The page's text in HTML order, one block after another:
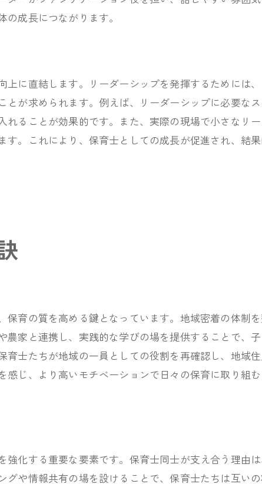
術
ケーションツール
強化する方法
士連携
力
ト
法
向上策
るアクティビティ
めの取り組み
成長につながります。
に直結します。リーダーシップを発揮するためには
が求められます。例えば、リーダーシップに必要な
ることが効果的です。また、実際の現場で小さなリ
。これにより、保育士としての成長が促進され、結
育の質を高める鍵となっています。地域密着の体制
家と連携し、実践的な学びの場を提供することで、
士たちが地域の一員としての役割を再確認し、地域
じ、より高いモチベーションで日々の保育に取り組
化する重要な要素です。保育士同士が支え合う理由
や情報共有の場を設けることで、保育士たちは互い